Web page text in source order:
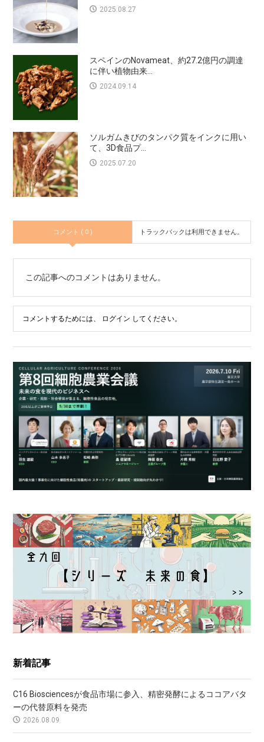
2025.08.27
スペインのNovameat、約27.2億円の調達
に伴い植物由来...
2024.09.14
ソルガムきびのタンパク質をインクに用い
て、3D食品プ...
2025.07.20
コメント ( 0 ) トラックバックは利用できません。
この記事へのコメントはありません。
コメントするためには、 ログイン してください。
新着記事
C16 Biosciencesが食品市場に参入、精密発酵によるココアバタ
ーの代替原料を発売
2026.08.09